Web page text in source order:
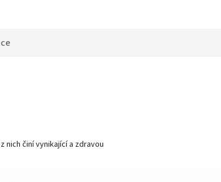
nich činí vynikající a zdravou